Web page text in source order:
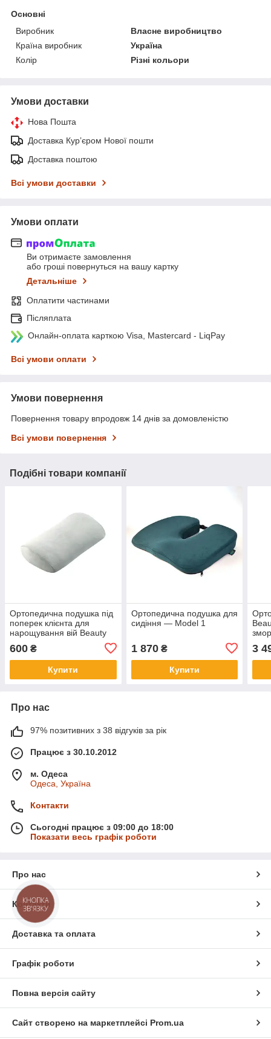
Основні
Виробник
Власне виробництво
Країна виробник
Україна
Колір
Різні кольори
Умови доставки
Нова Пошта
Доставка Курʼєром Нової пошти
Доставка поштою
Всі умови доставки
Умови оплати
Ви отримаєте замовлення
або гроші повернуться на вашу картку
Детальніше
Оплатити частинами
Післяплата
Онлайн-оплата карткою Visa, Mastercard - LiqPay
Всі умови оплати
Умови повернення
Повернення товару впродовж 14 днів за домовленістю
Всі умови повернення
Подібні товари компанії
Ортопедична подушка під
поперек клієнта для
нарощування вій Beauty
600 ₴
Купити
Ортопедична подушка для
сидіння — Model 1
1 870₴
Купити
3
Про нас
97% позитивних з 38 відгуків за рік
Працює з 30.10.2012
м. Одеса
Одеса, Україна
Контакти
Сьогодні працює з 09:00 до 18:00
Показати весь графік роботи
Про нас
Контакти
Доставка та оплата
Графік роботи
Повна версія сайту
Сайт створено на маркетплейсі Prom.ua
КНОПКА
ЗВ'ЯЗКУ